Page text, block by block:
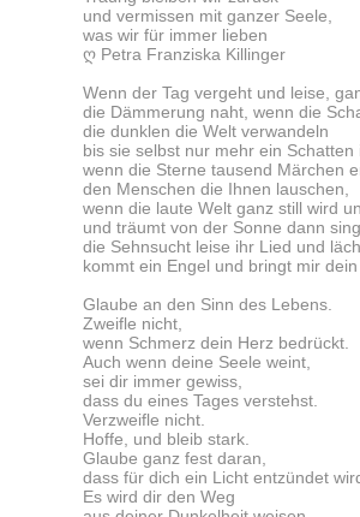
und vermissen mit ganzer Seele,
was wir für immer lieben
ღ Petra Franziska Killinger
Wenn der Tag vergeht und leise,
die Dämmerung naht, wenn die
die dunklen die Welt verwandeln
bis sie selbst nur mehr ein Schatten
wenn die Sterne tausend Märchen
den Menschen die Ihnen lauschen,
wenn die laute Welt ganz still wird
und träumt von der Sonne dann
die Sehnsucht leise ihr Lied und
kommt ein Engel und bringt mir dein
Glaube an den Sinn des Lebens.
Zweifle nicht,
wenn Schmerz dein Herz bedrückt.
Auch wenn deine Seele weint,
sei dir immer gewiss,
dass du eines Tages verstehst.
Verzweifle nicht.
Hoffe, und bleib stark.
Glaube ganz fest daran,
dass für dich ein Licht entzündet
Es wird dir den Weg